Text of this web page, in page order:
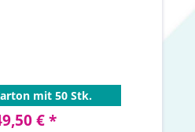
mit 50 Stk.
€ *